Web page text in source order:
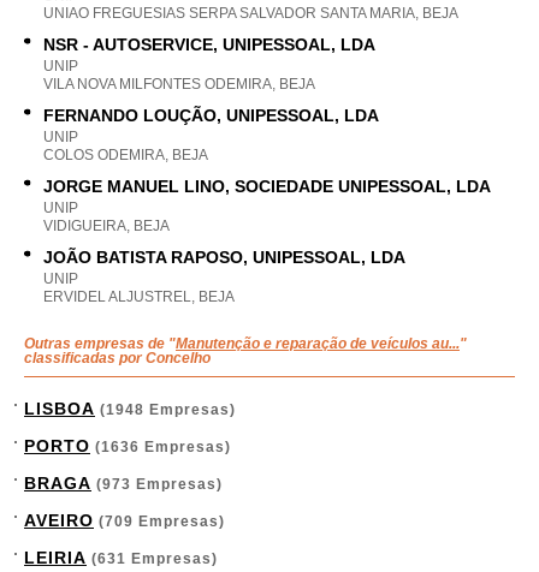
UNIAO FREGUESIAS SERPA SALVADOR SANTA MARIA, BEJA
NSR - AUTOSERVICE, UNIPESSOAL, LDA
UNIP
VILA NOVA MILFONTES ODEMIRA, BEJA
FERNANDO LOUÇÃO, UNIPESSOAL, LDA
UNIP
COLOS ODEMIRA, BEJA
JORGE MANUEL LINO, SOCIEDADE UNIPESSOAL, LDA
UNIP
VIDIGUEIRA, BEJA
JOÃO BATISTA RAPOSO, UNIPESSOAL, LDA
UNIP
ERVIDEL ALJUSTREL, BEJA
Outras empresas de "Manutenção e reparação de veículos au..."
classificadas por Concelho
LISBOA (1948 Empresas)
PORTO (1636 Empresas)
BRAGA (973 Empresas)
AVEIRO (709 Empresas)
LEIRIA (631 Empresas)